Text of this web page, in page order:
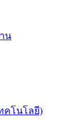
น
คโนโลยี)